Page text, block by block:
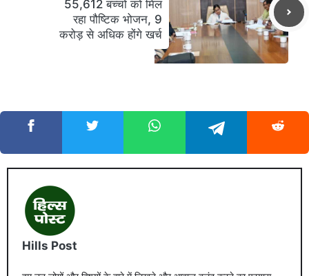
55,612 बच्चों को मिल
रहा पौष्टिक भोजन, 9
करोड़ से अधिक होंगे खर्च
Hills Post